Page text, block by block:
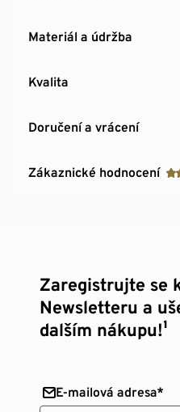
Materiál a údržba
Kvalita
Doručení a vrácení
Zákaznické hodnocení
Zaregistrujte se
Newsletteru a
dalším nákupu!¹
E-mailová adresa*